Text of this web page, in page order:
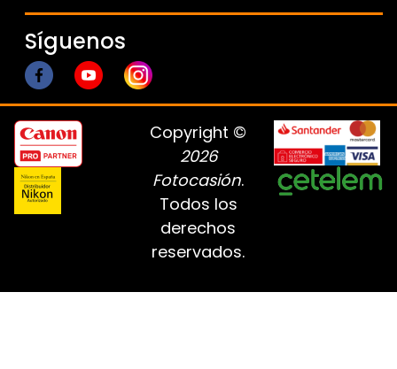
Síguenos
Copyright ©
2026
Fotocasión.
Todos los
derechos
reservados.